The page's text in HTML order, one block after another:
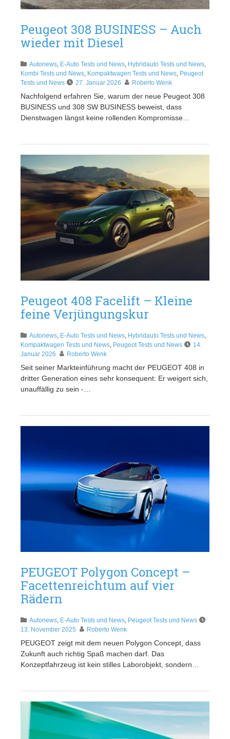
Peugeot 308 BUSINESS – Auch
wieder mit Diesel
Autonews E-Auto Tests und News Hybridauto Tests und News
Kombi Tests und News Kompaktwagen Tests und News Peugeot
Tests und News
27. Januar 2026 Roberto Wenk
Nachfolgend erfahren Sie, warum der neue Peugeot 308
BUSINESS und 308 SW BUSINESS beweist, dass
Dienstwagen längst keine rollenden Kompromisse…
Peugeot 408 Facelift – Kleine
feine Verjüngungskur
Autonews E-Auto Tests und News Hybridauto Tests und News
Kompaktwagen Tests und News Peugeot Tests und News
14.
Januar 2026
Roberto Wenk
Seit seiner Markteinführung macht der PEUGEOT 408 in
dritter Generation eines sehr konsequent: Er weigert sich,
unauffällig zu sein -…
PEUGEOT Polygon Concept –
Facettenreichtum auf vier
Rädern
Autonews E-Auto Tests und News Peugeot Tests und News
13. November 2025
Roberto Wenk
PEUGEOT zeigt mit dem neuen Polygon Concept, dass
Zukunft auch richtig Spaß machen darf. Das
Konzeptfahrzeug ist kein stilles Laborobjekt, sondern…